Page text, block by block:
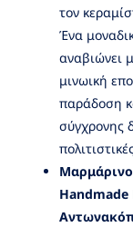
τον
Ένα
αναβιώνει
μινωική
παράδοση
σύγχρονης
Μαρμάρινο
Handmade